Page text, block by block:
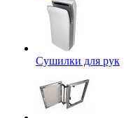
Сушилки для рук